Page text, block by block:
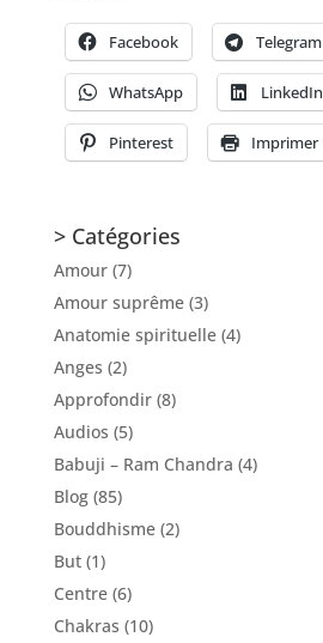
Facebook Telegram
WhatsApp LinkedIn
Pinterest Imprimer
> Catégories
Amour(7)
Amour suprême(3)
Anatomie spirituelle(4)
Anges (2)
Approfondir(8)
Audios (5)
Babuji – Ram Chandra (4)
Blog(85)
Bouddhisme(2)
But(1)
Centre(6)
Chakras (10)